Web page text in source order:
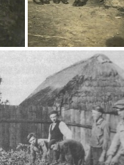
Rok 1940